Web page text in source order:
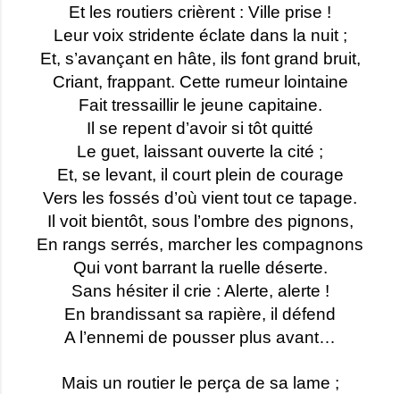
Et les routiers crièrent : Ville prise !
Leur voix stridente éclate dans la nuit ;
Et, s’avançant en hâte, ils font grand bruit,
Criant, frappant. Cette rumeur lointaine
Fait tressaillir le jeune capitaine.
Il se repent d’avoir si tôt quitté
Le guet, laissant ouverte la cité ;
Et, se levant, il court plein de courage
Vers les fossés d’où vient tout ce tapage.
Il voit bientôt, sous l’ombre des pignons,
En rangs serrés, marcher les compagnons
Qui vont barrant la ruelle déserte.
Sans hésiter il crie : Alerte, alerte !
En brandissant sa rapière, il défend
A l’ennemi de pousser plus avant…
Mais un routier le perça de sa lame ;